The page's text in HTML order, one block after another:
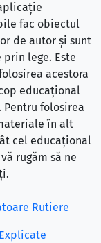
fac obiectul
de autor și sunt
lege. Este
acestora
educațional
Pentru folosirea
în alt
cel educațional
rugăm să ne
Rutiere